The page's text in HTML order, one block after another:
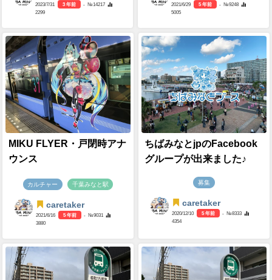
2023/7/31 3 年前
- №14217
2299
2021/6/29 5 年前
- №9248
5005
MIKU FLYER・戸閉時アナ
ウンス
カルチャー 千葉みなと駅
caretaker
2021/6/16 5 年前
- №9031
3880
ちばみなとjpのFacebook
グループが出来ました♪
募集
caretaker
2020/12/10 5 年前
- №8333
4354